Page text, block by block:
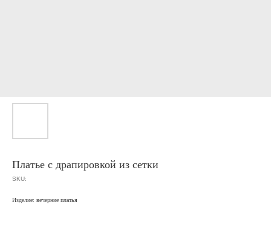
Платье с драпировкой из сетки
SKU:
Изделие: вечерние платья